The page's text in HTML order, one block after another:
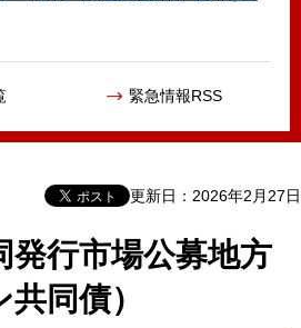
緊急情報RSS
更新日：2026年2月27日
発行市場公募地方
同債）